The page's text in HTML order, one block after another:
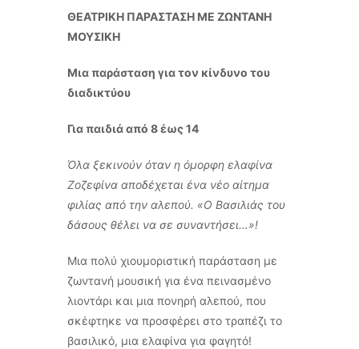
ΘΕΑΤΡΙΚΗ ΠΑΡΑΣΤΑΣΗ ΜΕ ΖΩΝΤΑΝΗ
ΜΟΥΣΙΚΗ
Μια παράσταση για τον κίνδυνο του
διαδικτύου
Για παιδιά από 8 έως 14
Όλα ξεκινούν όταν η όμορφη ελαφίνα
Ζοζεφίνα αποδέχεται ένα νέο αίτημα
φιλίας από την αλεπού. «Ο Βασιλιάς του
δάσους θέλει να σε συναντήσει…»!
Μια πολύ χιουμοριστική παράσταση με
ζωντανή μουσική για ένα πεινασμένο
λιοντάρι και μια πονηρή αλεπού, που
σκέφτηκε να προσφέρει στο τραπέζι το
βασιλικό, μια ελαφίνα για φαγητό!